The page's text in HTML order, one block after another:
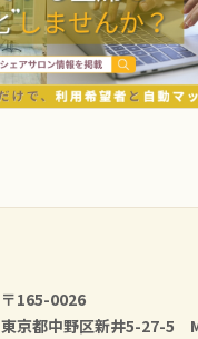
〒165-0026
東京都中野区新井5-27-5